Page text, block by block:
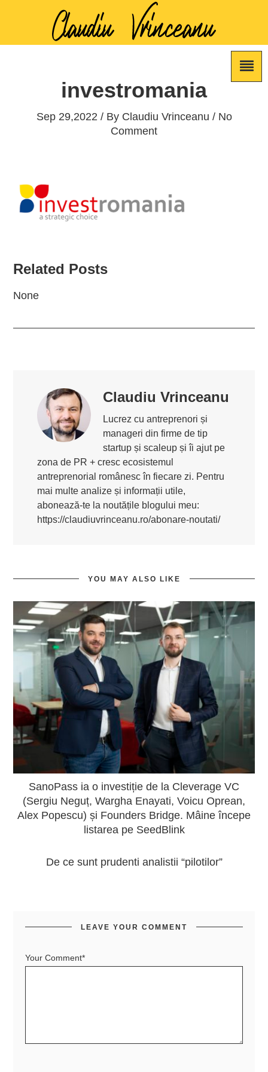
investromania
Sep 29,2022 / By Claudiu Vrinceanu / No
Comment
Related Posts
None
Claudiu Vrinceanu
Lucrez cu antreprenori și
manageri din firme de tip
startup și scaleup și îi ajut pe
zona de PR + cresc ecosistemul
antreprenorial românesc în fiecare zi. Pentru
mai multe analize și informații utile,
abonează-te la noutățile blogului meu:
https://claudiuvrinceanu.ro/abonare-noutati/
YOU MAY ALSO LIKE
SanoPass ia o investiție de la Cleverage VC
(Sergiu Neguț, Wargha Enayati, Voicu Oprean,
Alex Popescu) și Founders Bridge. Mâine începe
listarea pe SeedBlink
De ce sunt prudenti analistii “pilotilor”
LEAVE YOUR COMMENT
Your Comment*